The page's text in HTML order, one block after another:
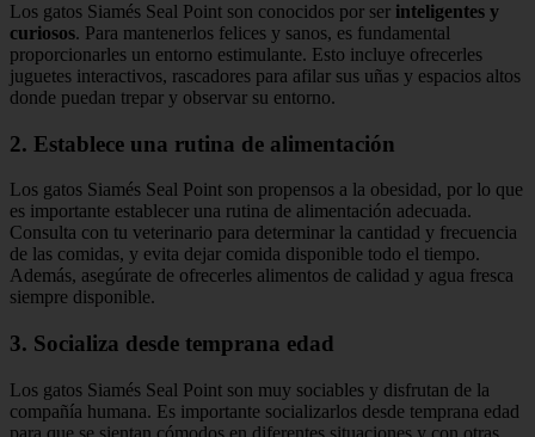
Los gatos Siamés Seal Point son conocidos por ser inteligentes y
curiosos. Para mantenerlos felices y sanos, es fundamental
proporcionarles un entorno estimulante. Esto incluye ofrecerles
juguetes interactivos, rascadores para afilar sus uñas y espacios altos
donde puedan trepar y observar su entorno.
2. Establece una rutina de alimentación
Los gatos Siamés Seal Point son propensos a la obesidad, por lo que
es importante establecer una rutina de alimentación adecuada.
Consulta con tu veterinario para determinar la cantidad y frecuencia
de las comidas, y evita dejar comida disponible todo el tiempo.
Además, asegúrate de ofrecerles alimentos de calidad y agua fresca
siempre disponible.
3. Socializa desde temprana edad
Los gatos Siamés Seal Point son muy sociables y disfrutan de la
compañía humana. Es importante socializarlos desde temprana edad
para que se sientan cómodos en diferentes situaciones y con otras